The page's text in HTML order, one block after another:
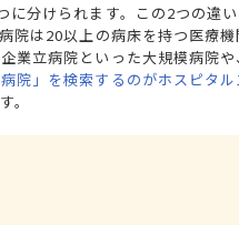
分けられます。この2つの違
院は20以上の病床を持つ医療機
業立病院といった大規模病院
病院」を検索するのがホスピタ
。